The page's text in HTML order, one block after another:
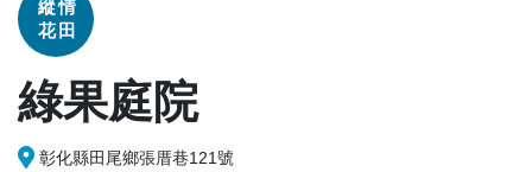
縱情
花田
綠果庭院
彰化縣田尾鄉張厝巷121號